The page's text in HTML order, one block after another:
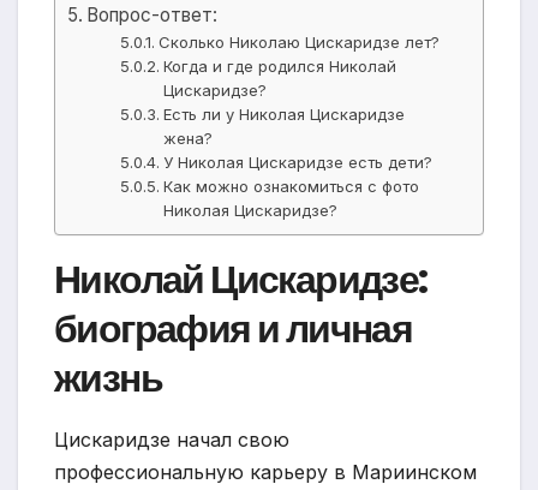
Вопрос-ответ:
Сколько Николаю Цискаридзе лет?
Когда и где родился Николай
Цискаридзе?
Есть ли у Николая Цискаридзе
жена?
У Николая Цискаридзе есть дети?
Как можно ознакомиться с фото
Николая Цискаридзе?
Николай Цискаридзе:
биография и личная
жизнь
Цискаридзе начал свою
профессиональную карьеру в Мариинском